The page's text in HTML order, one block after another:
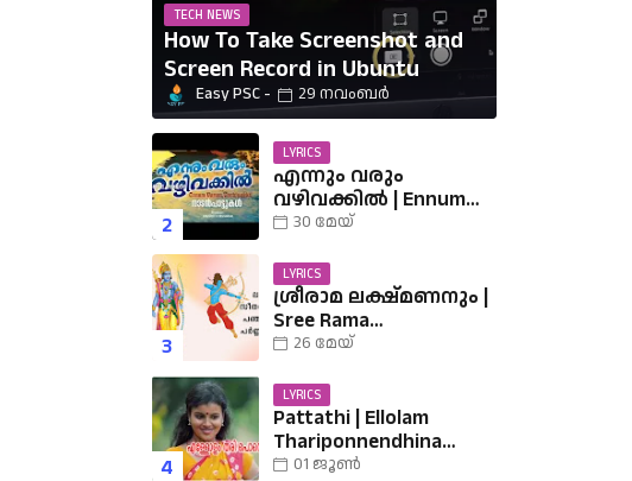
TECH NEWS
How To Take Screenshot and
Screen Record in Ubuntu
Easy PSC 29 നവംബർ
LYRICS
എന്നും വരും
വഴിവക്കിൽ | Ennum
Varum Vazhi Vakkil
30 മേയ്
LYRICS
ശ്രീരാമ ലക്ഷ്മണനും |
Sree Rama
Lakshmananum Lyrics |
Sreerama Song
Malayalam | Hindu
Devotional
26 മേയ്
LYRICS
Pattathi | Ellolam
Thariponnendhina
Lyrics | എള്ളോളം തരി
01 ജൂൺ